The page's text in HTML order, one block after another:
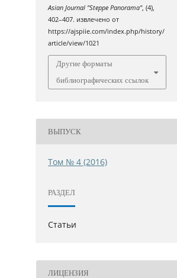
Asian Journal "Steppe Panorama", (4),
402–407. извлечено от
https://ajspiie.com/index.php/history/
article/view/1021
Другие форматы
библиографических ссылок
ВЫПУСК
Том № 4 (2016)
РАЗДЕЛ
Статьи
ЛИЦЕНЗИЯ